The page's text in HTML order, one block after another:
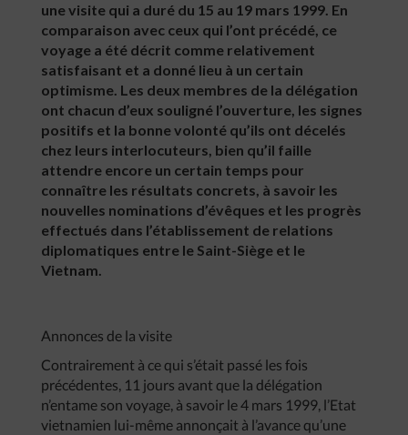
une visite qui a duré du 15 au 19 mars 1999. En
comparaison avec ceux qui l’ont précédé, ce
voyage a été décrit comme relativement
satisfaisant et a donné lieu à un certain
optimisme. Les deux membres de la délégation
ont chacun d’eux souligné l’ouverture, les signes
positifs et la bonne volonté qu’ils ont décelés
chez leurs interlocuteurs, bien qu’il faille
attendre encore un certain temps pour
connaître les résultats concrets, à savoir les
nouvelles nominations d’évêques et les progrès
effectués dans l’établissement de relations
diplomatiques entre le Saint-Siège et le
Vietnam.
Annonces de la visite
Contrairement à ce qui s’était passé les fois
précédentes, 11 jours avant que la délégation
n’entame son voyage, à savoir le 4 mars 1999, l’Etat
vietnamien lui-même annonçait à l’avance qu’une